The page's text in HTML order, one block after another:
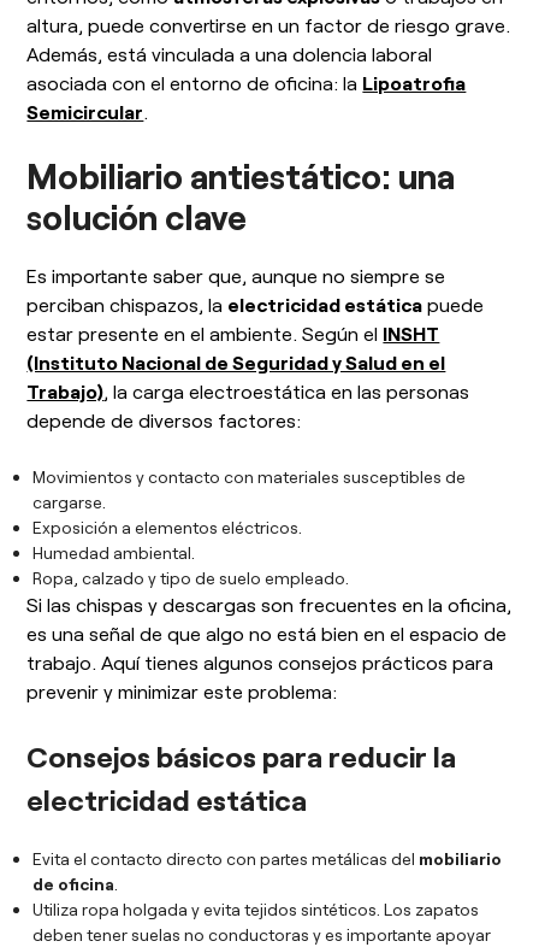
altura, puede convertirse en un factor de riesgo grave.
Además, está vinculada a una dolencia laboral
asociada con el entorno de oficina: la Lipoatrofia
Semicircular.
Mobiliario antiestático: una
solución clave
Es importante saber que, aunque no siempre se
perciban chispazos, la electricidad estática puede
estar presente en el ambiente. Según el INSHT
(Instituto Nacional de Seguridad y Salud en el
Trabajo), la carga electroestática en las personas
depende de diversos factores:
Movimientos y contacto con materiales susceptibles de
cargarse.
Exposición a elementos eléctricos.
Humedad ambiental.
Ropa, calzado y tipo de suelo empleado.
Si las chispas y descargas son frecuentes en la oficina,
es una señal de que algo no está bien en el espacio de
trabajo. Aquí tienes algunos consejos prácticos para
prevenir y minimizar este problema:
Consejos básicos para reducir la
electricidad estática
Evita el contacto directo con partes metálicas del mobiliario
de oficina.
Utiliza ropa holgada y evita tejidos sintéticos. Los zapatos
deben tener suelas no conductoras y es importante apoyar